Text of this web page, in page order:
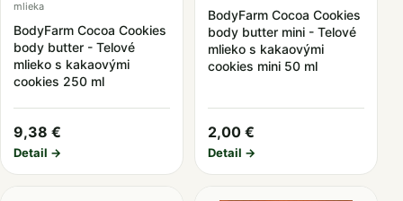
mlieka
BodyFarm Cocoa Cookies
body butter - Telové
mlieko s kakaovými
cookies 250 ml
9,38 €
Detail →
BodyFarm Cocoa Cookies
body butter mini - Telové
mlieko s kakaovými
cookies mini 50 ml
2,00 €
Detail →